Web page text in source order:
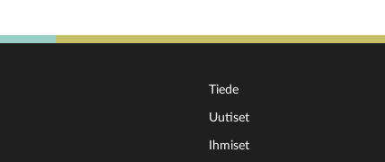
Tiede
Uutiset
Ihmiset